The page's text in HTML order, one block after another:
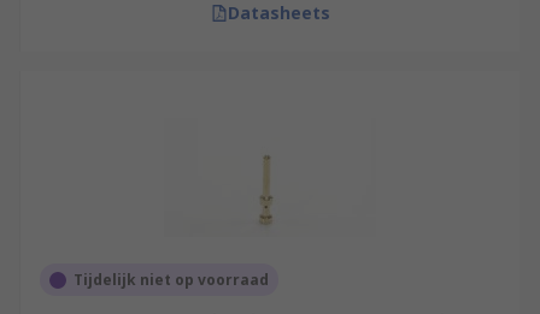
Datasheets
Tijdelijk niet op voorraad